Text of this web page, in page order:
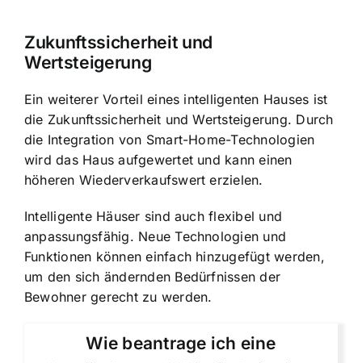
Zukunftssicherheit und
Wertsteigerung
Ein weiterer Vorteil eines intelligenten Hauses ist
die Zukunftssicherheit und Wertsteigerung. Durch
die Integration von Smart-Home-Technologien
wird das Haus aufgewertet und kann einen
höheren Wiederverkaufswert erzielen.
Intelligente Häuser sind auch flexibel und
anpassungsfähig. Neue Technologien und
Funktionen können einfach hinzugefügt werden,
um den sich ändernden Bedürfnissen der
Bewohner gerecht zu werden.
Wie beantrage ich eine